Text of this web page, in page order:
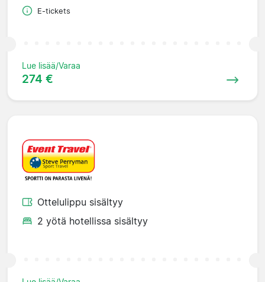
E-tickets
Lue lisää/Varaa
274 €
Ottelulippu sisältyy
2 yötä hotellissa sisältyy